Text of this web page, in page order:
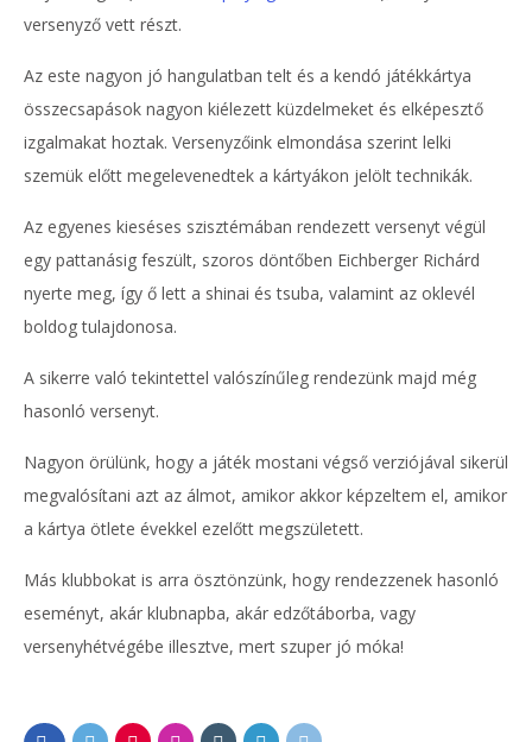
versenyző vett részt.
Az este nagyon jó hangulatban telt és a kendó játékkártya
összecsapások nagyon kiélezett küzdelmeket és elképesztő
izgalmakat hoztak. Versenyzőink elmondása szerint lelki
szemük előtt megelevenedtek a kártyákon jelölt technikák.
Az egyenes kieséses szisztémában rendezett versenyt végül
egy pattanásig feszült, szoros döntőben Eichberger Richárd
nyerte meg, így ő lett a shinai és tsuba, valamint az oklevél
boldog tulajdonosa.
A sikerre való tekintettel valószínűleg rendezünk majd még
hasonló versenyt.
Nagyon örülünk, hogy a játék mostani végső verziójával sikerül
megvalósítani azt az álmot, amikor akkor képzeltem el, amikor
a kártya ötlete évekkel ezelőtt megszületett.
Más klubbokat is arra ösztönzünk, hogy rendezzenek hasonló
eseményt, akár klubnapba, akár edzőtáborba, vagy
versenyhétvégébe illesztve, mert szuper jó móka!